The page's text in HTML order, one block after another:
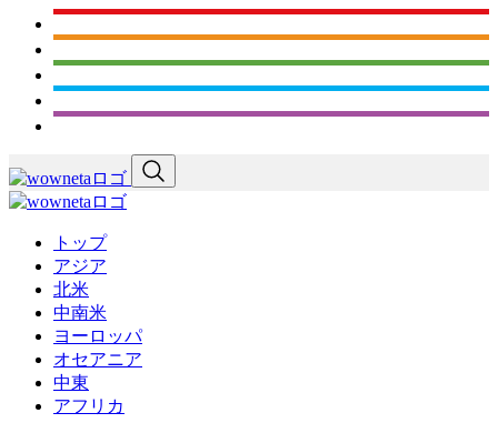
トップ
アジア
北米
中南米
ヨーロッパ
オセアニア
中東
アフリカ